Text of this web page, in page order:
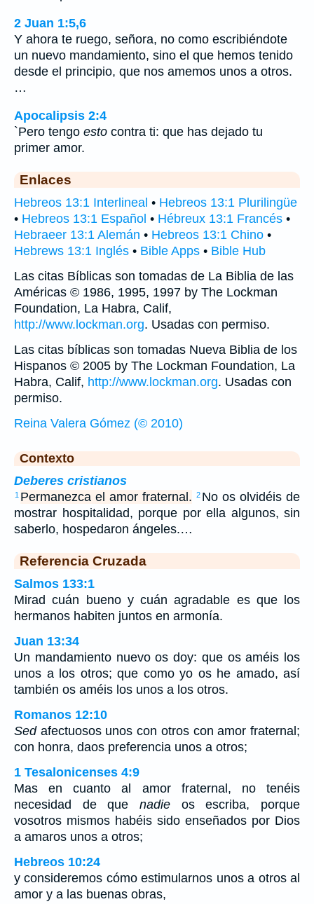
2 Juan 1:5,6
Y ahora te ruego, señora, no como escribiéndote
un nuevo mandamiento, sino el que hemos tenido
desde el principio, que nos amemos unos a otros.
…
Apocalipsis 2:4
`Pero tengo esto contra ti: que has dejado tu
primer amor.
Enlaces
Hebreos 13:1 Interlineal • Hebreos 13:1 Plurilingüe
• Hebreos 13:1 Español • Hébreux 13:1 Francés •
Hebraeer 13:1 Alemán • Hebreos 13:1 Chino •
Hebrews 13:1 Inglés • Bible Apps • Bible Hub
Las citas Bíblicas son tomadas de La Biblia de las
Américas © 1986, 1995, 1997 by The Lockman
Foundation, La Habra, Calif,
http://www.lockman.org. Usadas con permiso.
Las citas bíblicas son tomadas Nueva Biblia de los
Hispanos © 2005 by The Lockman Foundation, La
Habra, Calif, http://www.lockman.org. Usadas con
permiso.
Reina Valera Gómez (© 2010)
Contexto
Deberes cristianos
1 Permanezca el amor fraternal. 2 No os olvidéis de
mostrar hospitalidad, porque por ella algunos, sin
saberlo, hospedaron ángeles.…
Referencia Cruzada
Salmos 133:1
Mirad cuán bueno y cuán agradable es que los
hermanos habiten juntos en armonía.
Juan 13:34
Un mandamiento nuevo os doy: que os améis los
unos a los otros; que como yo os he amado, así
también os améis los unos a los otros.
Romanos 12:10
Sedafectuosos unos con otros con amor fraternal;
con honra, daos preferencia unos a otros;
1 Tesalonicenses 4:9
Mas en cuanto al amor fraternal, no tenéis
necesidad de que nadie os escriba, porque
vosotros mismos habéis sido enseñados por Dios
a amaros unos a otros;
Hebreos 10:24
y consideremos cómo estimularnos unos a otros al
amor y a las buenas obras,